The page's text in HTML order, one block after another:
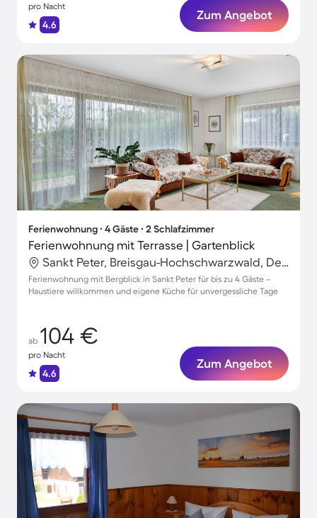
pro Nacht
4.6
Zum Angebot
Ferienwohnung ∙ 4 Gäste ∙ 2 Schlafzimmer
Ferienwohnung mit Terrasse | Gartenblick
Sankt Peter, Breisgau-Hochschwarzwald, Deutschland
Ferienwohnung mit Bergblick in Sankt Peter für bis zu 4 Gäste –
Haustiere willkommen und eigene Küche für unvergessliche Tage
ab 104 €
pro Nacht
4.6
Zum Angebot